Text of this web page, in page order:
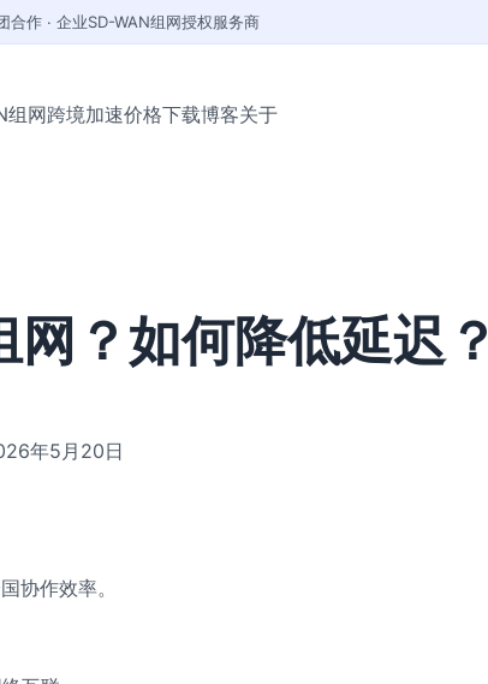
作 · 企业SD-WAN组网授权服务商
组网跨境加速价格下载博客关于
？如何降低延迟？
年5月20日
协作效率。